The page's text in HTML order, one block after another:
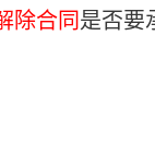
除合同 是否要